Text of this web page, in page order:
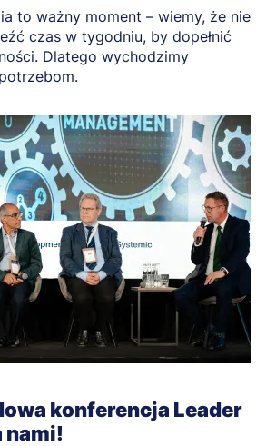
to ważny moment – wiemy, że nie
czas w tygodniu, by dopełnić
Dlatego wychodzimy
konferencja Leader
nami!